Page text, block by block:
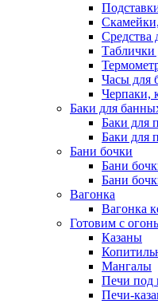
Средства
Таблички
Часы для
Черпаки,
Баки для
Баки для
Баки для
Бани бочки
Бани
Бани
Вагонка
Вагонка
Готовим с
Казаны
Мангалы
Печи под
Печи-